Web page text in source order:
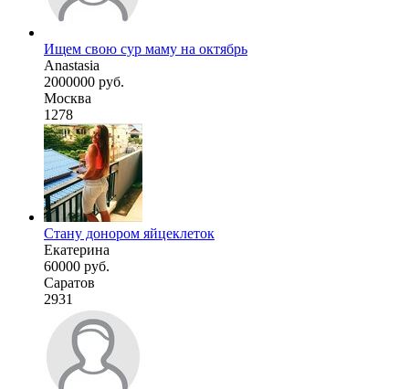
Ищем свою сур маму на октябрь
Anastasia
2000000 руб.
Москва
1278
Стану донором яйцеклеток
Екатерина
60000 руб.
Саратов
2931